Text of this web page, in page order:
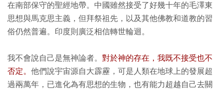
在南部保守的聖經地帶。中國雖然接受了好幾十年的毛澤東
思想與馬克思主義，但拜祭祖先，以及其他佛教和道教的習
俗仍然普遍。印度則廣泛相信轉世輪迴。
我不會說自己是無神論者。 對於神的存在，我既不接受也不
否定。 他們說宇宙源自大霹靂，可是人類在地球上的發展超
過兩萬年，已進化為有思想的生物，也有能力超越自己去關